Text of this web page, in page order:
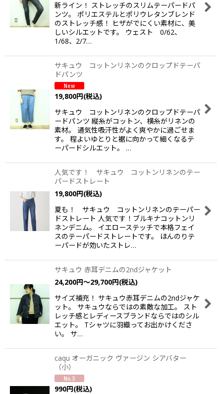
新ライン！ ストレッチのスリムテーパードパ
ンツ。 ポリエステルとポリウレタンブレンド
のストレッチ感！ ヒザがでにくい素材に、美
しいシルエットです。 ウェスト 0/62、
1/68、2/7…
サキュウ コットンリネンのクロップドテーパ
ドパンツ
19,800円(税込)
サキュウ コットンリネンのクロップドテーパ
ードパンツ 縦糸がコットン、横糸がリネンの
素材。 通気性吸汗性がよく爽やかに過ごせま
す。 程よいゆとりと裾に向かって細くなるテ
ーパードシルエット。 …
人気です！ サキュウ コットンリネンのテー
パードストレート
19,800円(税込)
夏も！ サキュウ コットンリネンのテーパー
ドストレート 人気です！ブルキナコットンリ
ネンデニム。 イエローステッチで本格フェイ
スのテーパードストレートです。 ほんのりテ
ーパードが効いたストレ…
サキュウ 赤耳デニムの2ndジャケット
24,200円～29,700円(税込)
サイズ補充！ サキュウ赤耳デニムの2ndジャケ
ット。 サキュウならではの素敵な加工。 スト
レッチ感とレディースブランドならではのシル
エット。 Tシャツに羽織ってお出かけくださ
い。 サ…
caqu オーガニック ヴァージン シアバター
（小）
990円(税込)